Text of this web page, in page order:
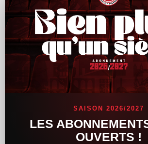
Le CVB52 connaît son
demi-finale de Coupe de
masculines de la Coupe de France a lieu hier
connaît désormais son adversaire. Du côté
SAISON 2026/2027
LES
OUVERTS !